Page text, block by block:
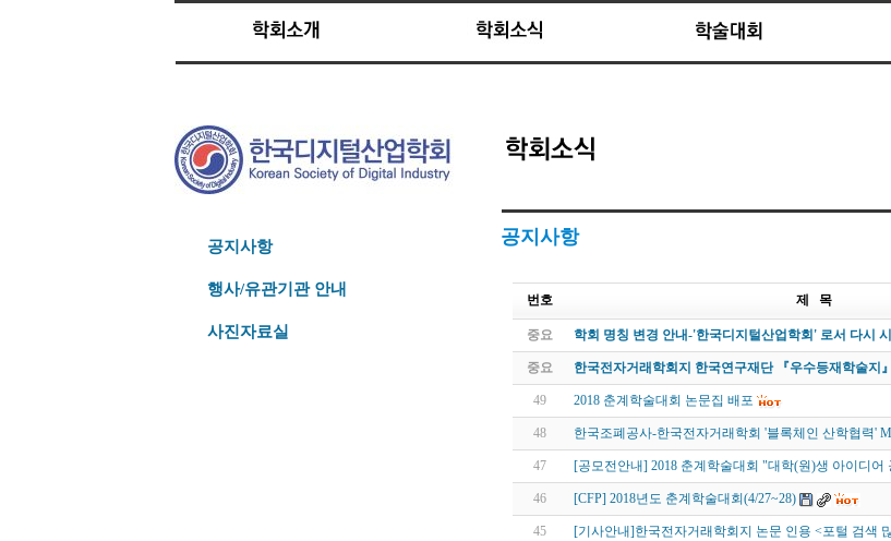
공지사항
행사/유관기관 안내
사진자료실
공지사항
번호
제 목
중요 학회 명칭 변경 안내-'한국디지털산업학회' 로서 다시
중요 한국전자거래학회지 한국연구재단 『우수등재학술지
49 2018 춘계학술대회 논문집 배포
48 한국조폐공사-한국전자거래학회 '블록체인 산학협력'
47 [공모전안내] 2018 춘계학술대회 "대학(원)생 아이디
46 [CFP] 2018년도 춘계학술대회(4/27~28)
45 [기사안내]한국전자거래학회지 논문 인용 <포털 검색